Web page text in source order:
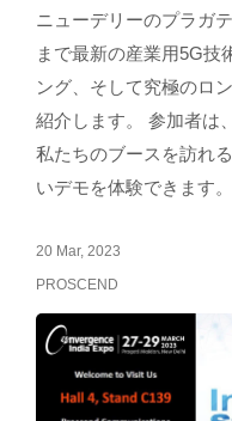
ニューデリーのプラガ
まで最新の産業用5G技
ング、そして究極のロ
紹介します。 参加者は
私たちのブースを訪れ
いデモを体験できます。
20 Mar, 2023
PROSCEND